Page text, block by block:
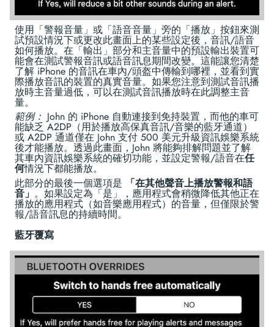
使用「警報音量」或「語音音量」旁的「播放」按鈕來測
試預設情況下或更改此畫面上的某些設定後，音訊/語音
如何播放。在「輸出」部分和主音量中的預設輸出裝置可
能會在測試警報音訊或語音訊息期間改變。這能讓您清楚
了解 iPhone 的音訊在車內/頭盔中傳輸到哪裡，並看到實
際播放音訊的裝置的真實音量。如果您注意到測試音訊播
放時主音量過低，可以在測試音訊播放時在此調整主音
量。
範例： John 的 iPhone 自動連接到免持裝置，而他的車可
能缺乏 A2DP（用於播放高保真音訊/音樂的藍牙通道）
或 A2DP 通道僅在 John 支付 500 美元升級資訊娛樂系統
後才能播放。透過此畫面，John 將能夠排解問題並了解
其車內資訊娛樂系統的確切功能，並設定警報/語音在任
何情況下都能播放。
此部分的最後一個選項是
「在其他聲音上播放警報和語
音」 。如果設定為「是」，應用程式會稍微降低其他正在
播放的應用程式（如音樂應用程式）的音量，但僅限於警
報/語音訊息的持續時間。
藍牙覆寫